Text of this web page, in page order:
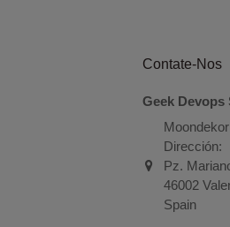
Contate-Nos
Geek Devops
Moondekor
Dirección:
Pz.
46002
Spain